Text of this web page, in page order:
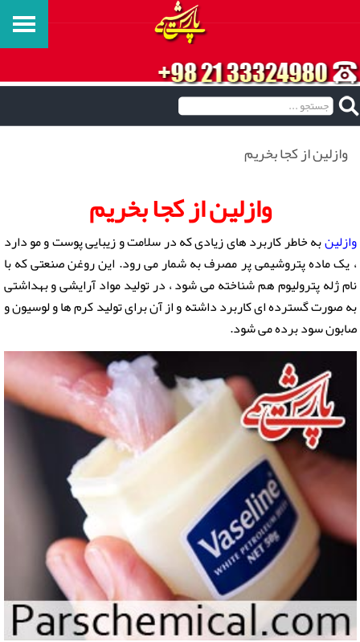
وازلین از کجا بخریم
وازلین از کجا بخریم
وازلینبه خاطر کاربرد های زیادی که در سلامت و زیبایی پوست و مو دارد
، یک ماده پتروشیمی پر مصرف به شمار می رود. این روغن صنعتی که با
نام ژله پترولیوم هم شناخته می شود ، در تولید مواد آرایشی و بهداشتی
به صورت گسترده ای کاربرد داشته و از آن برای تولید کرم ها و لوسیون و
صابون سود برده می شود.